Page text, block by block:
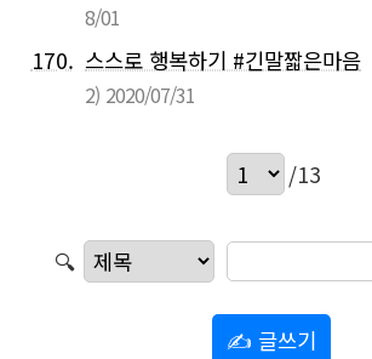
8/01
170. 스스로 행복하기 #긴말짧은마음
2) 2020/07/31
/13
🔍
✍ 글쓰기